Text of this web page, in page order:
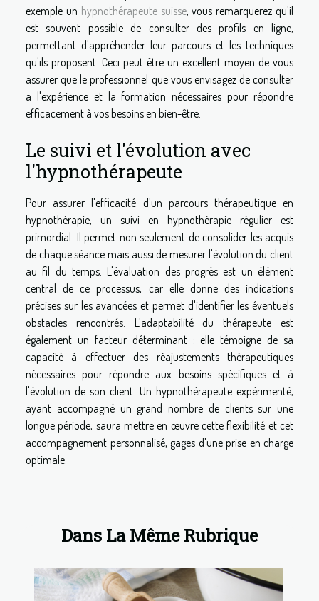
exemple un hypnothérapeute suisse, vous remarquerez qu'il
est souvent possible de consulter des profils en ligne,
permettant d'appréhender leur parcours et les techniques
qu'ils proposent. Ceci peut être un excellent moyen de vous
assurer que le professionnel que vous envisagez de consulter
a l'expérience et la formation nécessaires pour répondre
efficacement à vos besoins en bien-être.
Le suivi et l'évolution avec
l'hypnothérapeute
Pour assurer l'efficacité d'un parcours thérapeutique en
hypnothérapie, un suivi en hypnothérapie régulier est
primordial. Il permet non seulement de consolider les acquis
de chaque séance mais aussi de mesurer l'évolution du client
au fil du temps. L'évaluation des progrès est un élément
central de ce processus, car elle donne des indications
précises sur les avancées et permet d'identifier les éventuels
obstacles rencontrés. L'adaptabilité du thérapeute est
également un facteur déterminant : elle témoigne de sa
capacité à effectuer des réajustements thérapeutiques
nécessaires pour répondre aux besoins spécifiques et à
l'évolution de son client. Un hypnothérapeute expérimenté,
ayant accompagné un grand nombre de clients sur une
longue période, saura mettre en œuvre cette flexibilité et cet
accompagnement personnalisé, gages d'une prise en charge
optimale.
Dans La Même Rubrique